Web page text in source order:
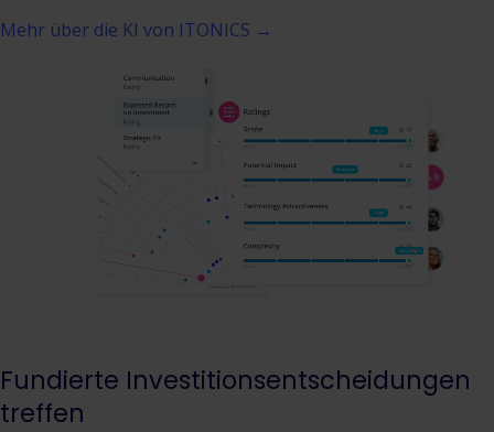
Mehr über die KI von ITONICS →
Fundierte Investitionsentscheidungen
treffen